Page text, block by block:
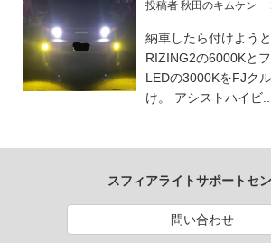
投稿者 秋田のキムケン
納車したら付けよう
RIZING2の6000Kと
LEDの3000KをFJク
け。 アシストハイビ..
スフィアライトサポートセ
問い合わせ